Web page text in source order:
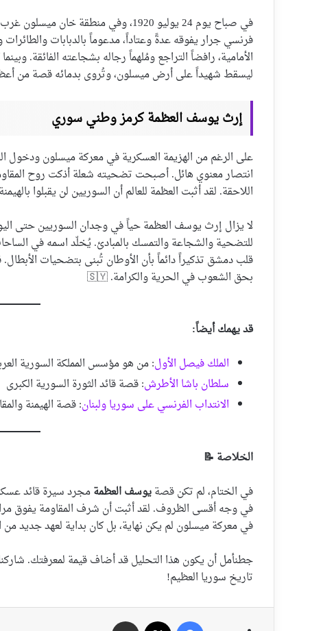
في صباح يوم 24 يوليو 1920، وفي
فرنسي جرار يفوقه عدةً وعتاداً، مدعوماً بالدبابات
الأمامية، رافضاً التراجع ومُلهماً رجاله بشجاعته الفائقة.
ليسقط شهيداً على أرض ميسلون، وتُروى بدمائه قصة من
إرث يوسف العظمة كرمز وطني سوري
على الرغم من الهزيمة العسكرية في معركة ميسلون ودخول
انتصار معنوي هائل. أصبحت تضحيته شعلة أذكت روح
اللاحقة. لقد أثبت العظمة للعالم أن السوريين لن يقبلوا
لا يزال إرث يوسف العظمة حياً في وجدان السوريين حتى
للتضحية والشجاعة والتمسك بالمبادئ. يُخلّد اسمه في
قلب دمشق تذكيراً دائماً بأن الأوطان تُبنى بتضحيات
بحق الشعوب في الحرية والكرامة. 🇸🇾
قد يهمك أيضاً:
الملك فيصل الأول: من هو مؤسس المملكة السورية
سلطان باشا الأطرش: قصة قائد الثورة السورية الكبرى
الانتداب الفرنسي على سوريا ولبنان: قصة الهيمنة
الخلاصة 📝
في الختام، لم تكن قصةيوسف العظمةمجرد سيرة قائد
في وجه أقسى الظروف. لقد أثبت أن شرف المقاومة يفوق مرارة
في معركة ميسلون لم يكن نهاية، بل كان بداية لعهد جديد
جطنأمل أن يكون هذا التحليل قد أضاف قيمة لمعرفتك.
تاريخ سوريا العظيم!
فيسبوك